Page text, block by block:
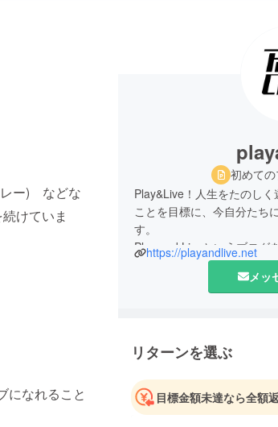
レー) などな
けていま
になれること
初めて
Play&Live！人生をたのし
ことを目標に、今自分たち
す。
Play and Liveというブログ
ています！
思います。
今回は、クラウドファウン
中止となっているマラソン
https://playandlive.net
メッ
リターンを選ぶ
目標金額未達なら全額